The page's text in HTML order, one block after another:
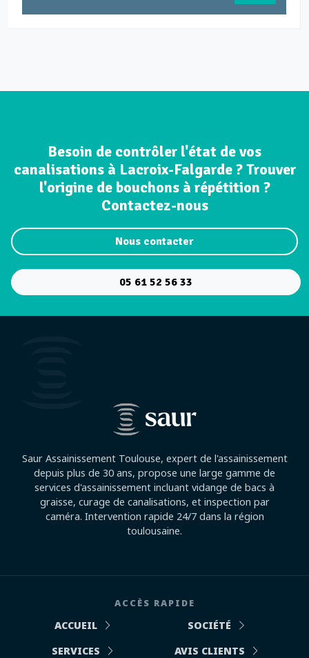
Besoin de contrôler l'état de vos
canalisations à Lacroix-Falgarde ? Trouver
l'origine de bouchons à répétition ?
Contactez-nous
Nous contacter
05 61 52 56 33
Saur Assainissement Toulouse, expert de l'assainissement
depuis plus de 30 ans, propose une large gamme de
services d'assainissement incluant vidange de bacs à
graisse, curage de canalisations, et inspection par
caméra. Intervention rapide 24/7 dans la région
toulousaine.
ACCÈS RAPIDE
ACCUEIL
SOCIÉTÉ
SERVICES
AVIS CLIENTS